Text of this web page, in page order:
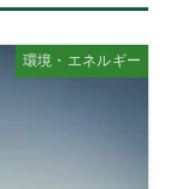
環境・エネルギー